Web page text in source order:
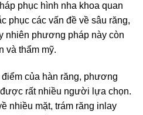
phục hình nha khoa quan
phục các vấn đề về sâu răng,
nhiên phương pháp này còn
và thẩm mỹ.
của hàn răng, phương
rất nhiều người lựa chọn.
nhiều mặt, trám răng inlay